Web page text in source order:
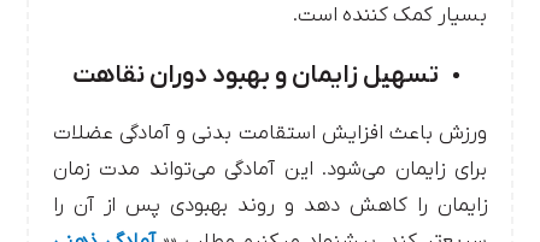
بسیار کمک کننده است.
تسهیل زایمان و بهبود دوران نقاهت
ورزش باعث افزایش استقامت بدنی و آمادگی عضلات
برای زایمان می‌شود. این آمادگی می‌تواند مدت زمان
زایمان را کاهش دهد و روند بهبودی پس از آن را